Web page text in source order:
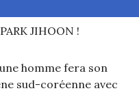
JIHOON !
homme fera son
sud-coréenne avec